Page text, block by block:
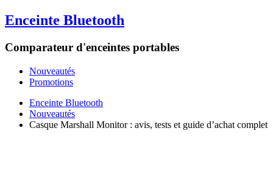
Enceinte Bluetooth
Comparateur d'enceintes portables
Nouveautés
Promotions
Enceinte Bluetooth
Nouveautés
Casque Marshall Monitor : avis, tests et guide d’achat complet